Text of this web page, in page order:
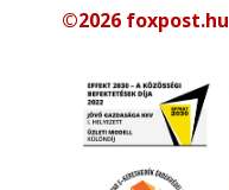
©2026 foxpost.hu